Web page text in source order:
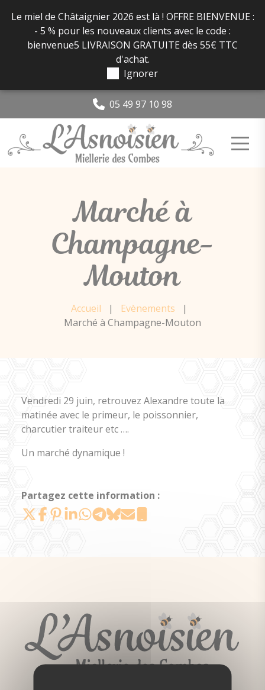
Le miel de Châtaignier 2026 est là ! OFFRE BIENVENUE :
- 5 % pour les nouveaux clients avec le code :
bienvenue5 LIVRAISON GRATUITE dès 55€ TTC
d'achat.
Ignorer
05 49 97 10 98
Marché à
Champagne-
Mouton
Accueil | Evènements
|
Marché à Champagne-Mouton
Vendredi 29 juin, retrouvez Alexandre toute la
matinée avec le primeur, le poissonnier,
charcutier traiteur etc ….
Un marché dynamique !
Partagez cette information :